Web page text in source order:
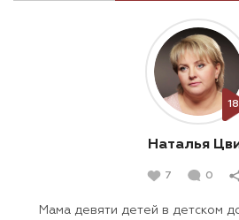
18
Наталья
7 0
Мама девяти детей в детском